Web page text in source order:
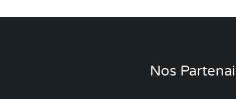
Nos